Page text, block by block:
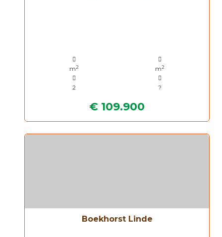
m2 m2
2 ?
€ 109.900
Boekhorst Linde